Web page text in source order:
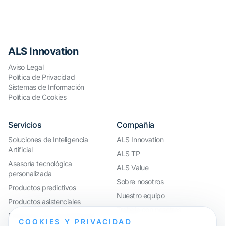
ALS Innovation
Aviso Legal
Política de Privacidad
Sistemas de Información
Política de Cookies
Servicios
Soluciones de Inteligencia
Artificial
Asesoría tecnológica
personalizada
Productos predictivos
Productos asistenciales
Productos de automatización
Compañía
ALS Innovation
ALS TP
ALS Value
Sobre nosotros
Nuestro equipo
Trabaja con nosotros
COOKIES Y PRIVACIDAD